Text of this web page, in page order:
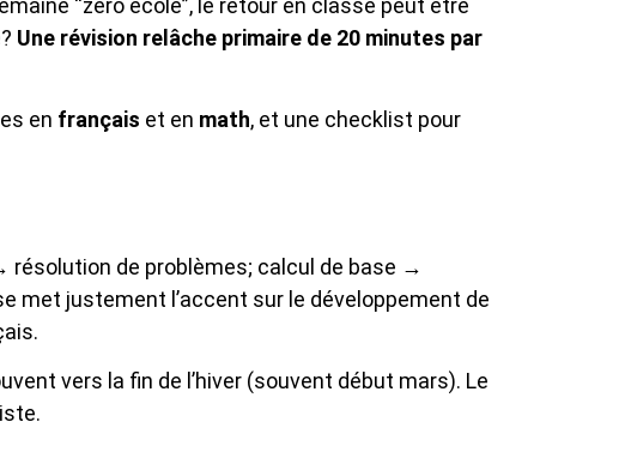
“zéro école”, le retour en classe peut être
Une révision relâche primaire de 20 minutes par
en français et en math, et une checklist pour
résolution de problèmes; calcul de base →
met justement l’accent sur le développement de
vers la fin de l’hiver (souvent début mars). Le